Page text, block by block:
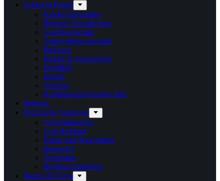
Leben in Kropp
Kindertagesstätten
Betreute Grundschule
Geestlandschule
Amtsvolkshochschule
Bücherei
Kinder & Jugendliche
Mobilität
Kirche
Soziales
Kommunalpräventiver Rat
Rathaus
Freizeit & Tourismus
Veranstaltungen
Geestlandbad
Plätze und Sportstätten
Ehrenamt
Tourismus
Regionalmarketing
Bauen & Klima